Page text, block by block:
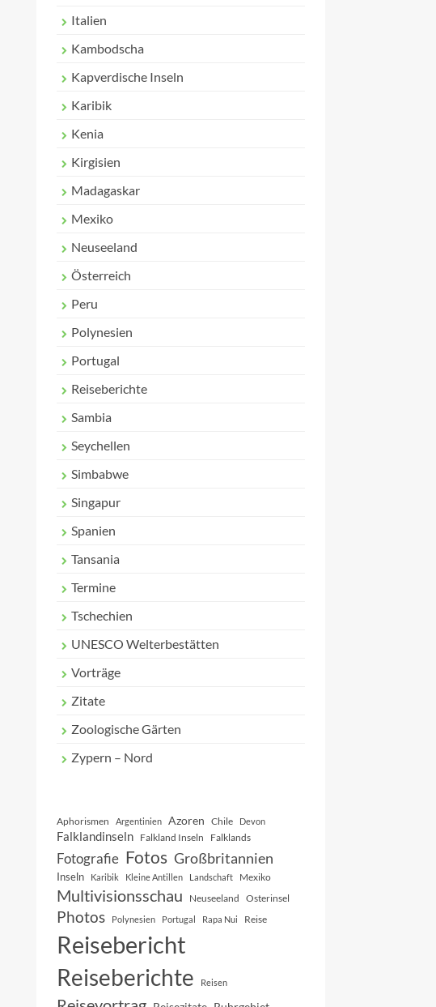
Italien
Kambodscha
Kapverdische Inseln
Karibik
Kenia
Kirgisien
Madagaskar
Mexiko
Neuseeland
Österreich
Peru
Polynesien
Portugal
Reiseberichte
Sambia
Seychellen
Simbabwe
Singapur
Spanien
Tansania
Termine
Tschechien
UNESCO Welterbestätten
Vorträge
Zitate
Zoologische Gärten
Zypern – Nord
Aphorismen Argentinien Azoren Chile Devon
Falklandinseln Falkland Inseln Falklands
Fotografie Fotos Großbritannien
Inseln Karibik Kleine Antillen Landschaft Mexiko
Multivisionsschau Neuseeland Osterinsel
Photos Polynesien Portugal Rapa Nui Reise
Reisebericht
Reiseberichte Reisen